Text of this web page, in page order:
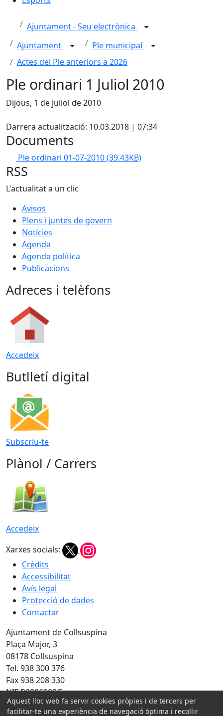
Ajuntament - Seu electrònica
Ajuntament
Ple municipal
Actes del Ple anteriors a 2026
Ple ordinari 1 Juliol 2010
Dijous, 1 de juliol de 2010
Darrera actualització: 10.03.2018 | 07:34
Documents
Ple ordinari 01-07-2010(39.43KB)
RSS
L'actualitat a un clic
Avisos
Plens i juntes de govern
Notícies
Agenda
Agenda política
Publicacions
Adreces i telèfons
Accedeix
Butlletí digital
Subscriu-te
Plànol / Carrers
Accedeix
Xarxes socials:
Crèdits
Accessibilitat
Avís legal
Protecció de dades
Contactar
Ajuntament de Collsuspina
Plaça Major, 3
08178 Collsuspina
Tel. 938 300 376
Fax 938 208 330
NIF P0806900G
Amb la col·laboració de:
Aquest lloc web fa servir cookies pròpies i de tercers per
facilitar-te una experiència de navegació òptima i recollir